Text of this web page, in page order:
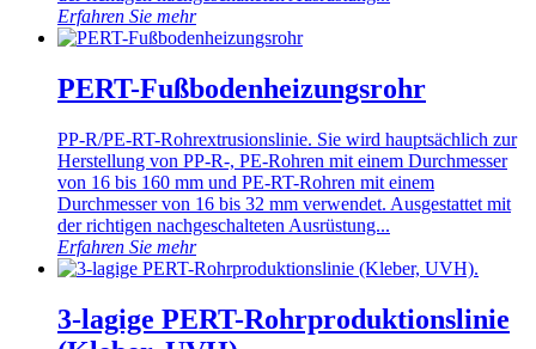
Erfahren Sie mehr
PERT-Fußbodenheizungsrohr
PP-R/PE-RT-Rohrextrusionslinie. Sie wird hauptsächlich zur
Herstellung von PP-R-, PE-Rohren mit einem Durchmesser
von 16 bis 160 mm und PE-RT-Rohren mit einem
Durchmesser von 16 bis 32 mm verwendet. Ausgestattet mit
der richtigen nachgeschalteten Ausrüstung...
Erfahren Sie mehr
3-lagige PERT-Rohrproduktionslinie